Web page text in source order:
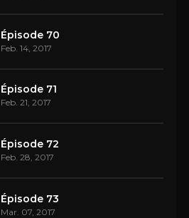
Épisode 70
Feb. 14, 2017
Épisode 71
Feb. 21, 2017
Épisode 72
Feb. 28, 2017
Épisode 73
Mar. 07, 2017